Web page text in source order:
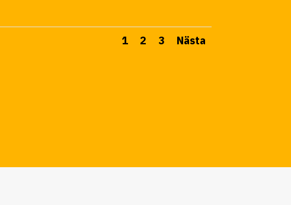
1 2 3 Nästa